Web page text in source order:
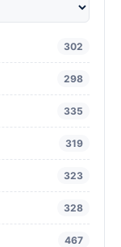
302
298
335
319
323
328
467